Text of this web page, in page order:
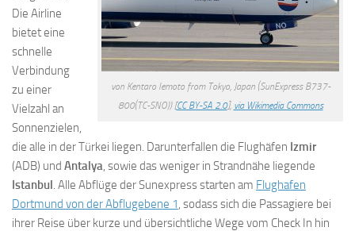
von Kentaro Iemoto from Tokyo, Japan (SunExpress B737-
800(TC-SNO)) [CC BY-SA 2.0], via Wikimedia Commons
Die Airline
bietet eine
schnelle
Verbindung
zu einer
Vielzahl an
Sonnenzielen,
die alle in der Türkei liegen. Darunterfallen die Flughäfen Izmir
(ADB) und Antalya, sowie das weniger in Strandnähe liegende
Istanbul. Alle Abflüge der Sunexpress starten am Flughafen
Dortmund von der Abflugebene 1, sodass sich die Passagiere bei
ihrer Reise über kurze und übersichtliche Wege vom Check In hin